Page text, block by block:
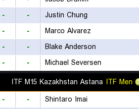
Justin Chung
-
-
Marco Alvarez
-
-
Blake Anderson
-
-
Michael Seversen
-
-
ITF Men
ITF M15 Kazakhstan Astana
Shintaro Imai
-
-